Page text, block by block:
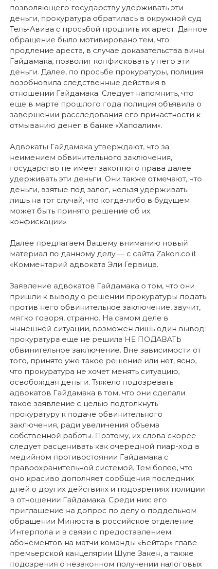
позволяющего государству удерживать эти
деньги, прокуратура обратилась в окружной суд
Тель-Авива с просьбой продлить их арест. Данное
обращение было мотивировано тем, что
продление ареста, в случае доказательства вины
Гайдамака, позволит конфисковать у него эти
деньги. Далее, по просьбе прокуратуры, полиция
возобновила следственные действия в
отношении Гайдамака. Следует напомнить, что
еще в марте прошлого года полиция объявила о
завершении расследования его причастности к
отмыванию денег в банке «Хапоалим».
Адвокаты Гайдамака утверждают, что за
неимением обвинительного заключения,
государство не имеет законного права далее
удерживать эти деньги. Они также отмечают, что
деньги, взятые под залог, нельзя удерживать
лишь на тот случай, что когда-либо в будущем
может быть принято решение об их
конфискации».
Далее предлагаем Вашему вниманию новый
материал по данному делу — с сайта Zakon.co.il:
«Комментарий адвоката Эли Гервица.
Заявление адвокатов Гайдамака о том, что они
пришли к выводу о решении прокуратуры подать
против него обвинительное заключение, звучит,
мягко говоря, странно. На самом деле в
нынешней ситуации, возможен лишь один вывод:
прокуратура еще не решила НЕ ПОДАВАТЬ
обвинительное заключение. Вне зависимости от
того, принято уже такое решение или нет, ясно,
что прокуратура не хочет менять ситуацию,
освобождая деньги. Тяжело подозревать
адвокатов Гайдамака в том, что они сделали
такое заявление с целью подтолкнуть
прокуратуру к подаче обвинительного
заключения, ради увеличения объема
собственной работы. Поэтому, их слова скорее
следует расценивать как очередной пиар-ход в
медийном противостоянии Гайдамака с
правоохранительной системой. Тем более, что
оно красиво дополняет сообщения последних
дней о других действиях и подозрениях полиции
в отношении Гайдамака. Среди них: его
приглашение на допрос по делу о поддельном
обращении Минюста в российское отделение
Интерпола и в связи с предоставлением
абонементов на матчи команды «Бейтар» главе
премьерской канцелярии Шуле Закен, а также
подозрения о незаконном получении налоговых